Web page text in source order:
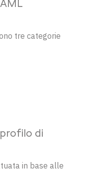
tre categorie
di
in base alle